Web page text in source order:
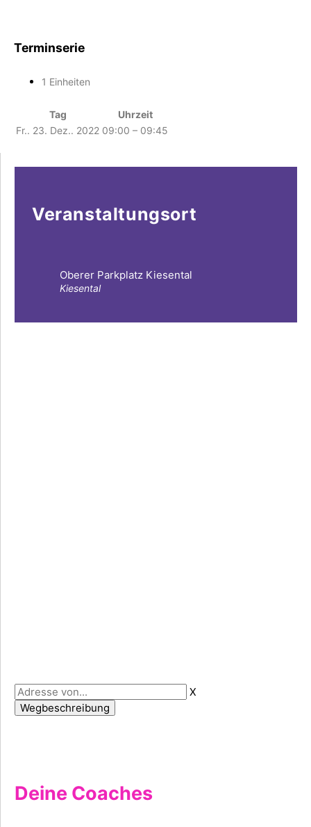
Terminserie
1 Einheiten
Tag
Uhrzeit
Fr.. 23. Dez.. 2022 09:00 – 09:45
Veranstaltungsort
Oberer Parkplatz Kiesental
Kiesental
X
Deine Coaches